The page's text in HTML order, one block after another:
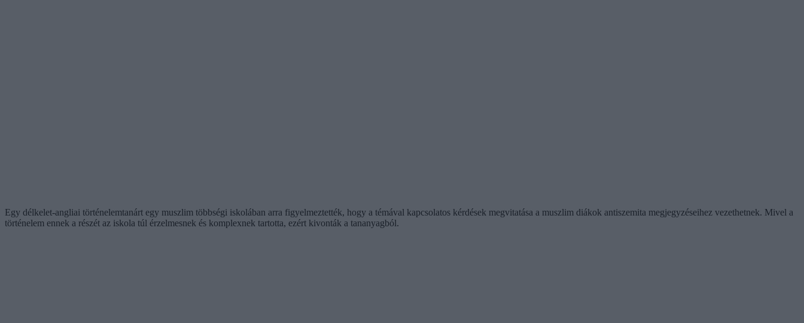
Egy délkelet-angliai történelemtanárt egy muszlim többségi iskolában arra figyelmeztették, hogy a témával kapcsolatos kérdések megvitatása a muszlim diákok antiszemita megjegyzéseihez vezethetnek. Mivel a
történelem ennek a részét az iskola túl érzelmesnek és komplexnek tartotta, ezért kivonták a tananyagból.